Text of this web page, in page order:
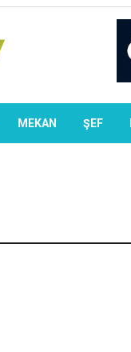
MEKAN ŞEF